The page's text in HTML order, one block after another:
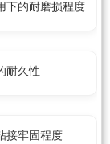
的耐磨损程度
耐久性
接牢固程度